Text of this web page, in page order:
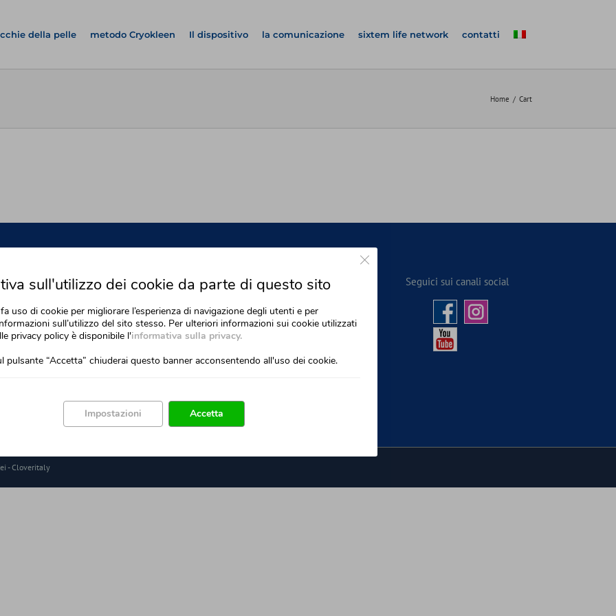
della pelle metodo Cryokleen Il dispositivo la comunicazione sixtem life network contatti
Home Cart
Facile da usare
Guarda il tutorial
Seguici sui canali social
-Cloveritaly
sull'utilizzo dei cookie da parte di questo sito
uso di cookie per migliorare l’esperienza di navigazione degli utenti e per
sull’utilizzo del sito stesso. Per ulteriori informazioni sui cookie utilizzati
privacy policy è disponibile l'informativa sulla privacy.
pulsante “Accetta” chiuderai questo banner acconsentendo all'uso dei cookie.
Close GDPR Cookie Banner
Accetta
Impostazioni